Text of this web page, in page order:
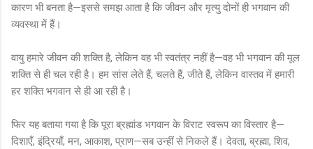
कारण भी बनता है—इससे समझ आता है कि जीवन और मृत्यु दोनों ही भगवान की
व्यवस्था में हैं।
वायु हमारे जीवन की शक्ति है, लेकिन वह भी स्वतंत्र नहीं है—वह भी भगवान की मूल
शक्ति से ही चल रही है। हम सांस लेते हैं, चलते हैं, जीते हैं, लेकिन वास्तव में हमारी
हर शक्ति भगवान से ही आ रही है।
फिर यह बताया गया है कि पूरा ब्रह्मांड भगवान के विराट स्वरूप का विस्तार है—
दिशाएँ, इंद्रियाँ, मन, आकाश, प्राण—सब उन्हीं से निकले हैं। देवता, ब्रह्मा, शिव,